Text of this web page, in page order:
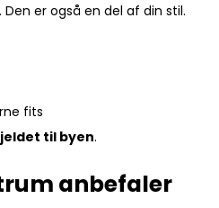
Den er også en del af din stil.
fits
til byen.
anbefaler